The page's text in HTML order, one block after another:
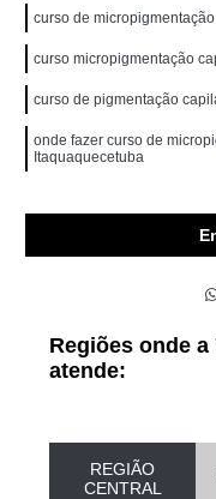
curso de
curso micropigmentação
curso de pigmentação
onde fazer curso de
Itaquaquecetuba
Regiões onde a
atende:
REGIÃO
CENTRAL